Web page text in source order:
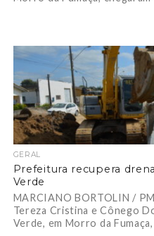
GERAL
Prefeitura recupera
Verde
MARCIANO BORTOLIN /
Tereza Cristina e Cônego
Verde, em Morro da